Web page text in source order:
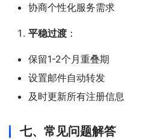
协商个性化服务需求
平稳过渡 ：
保留1-2个月重叠期
设置邮件自动转发
及时更新所有注册信息
七、常见问题解答